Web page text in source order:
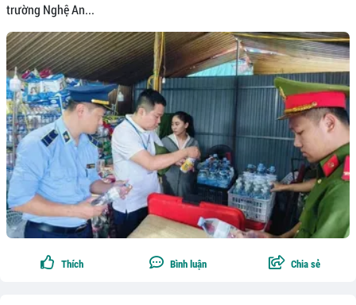
trường Nghệ An...
Thích Bình luận Chia sẻ